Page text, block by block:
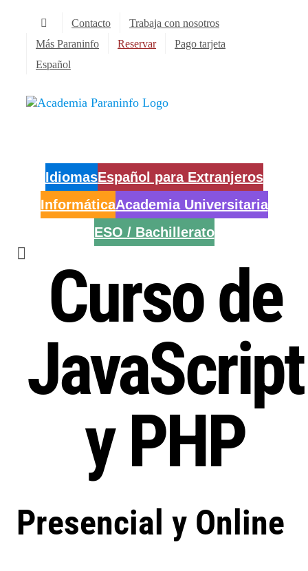
contenido
Contacto
Trabaja con nosotros
Más Paraninfo
Reservar
Pago tarjeta
Español
IdiomasEspañol para Extranjeros
InformáticaAcademia Universitaria
ESO / Bachillerato
Curso de
JavaScript
y PHP
Presencial y Online